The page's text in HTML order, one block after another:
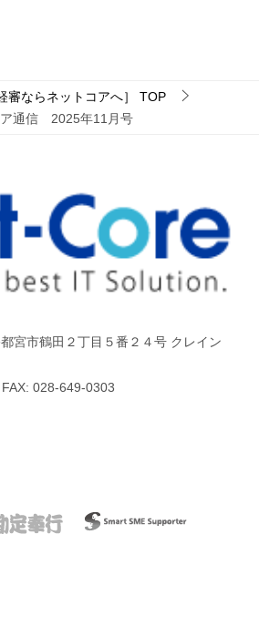
審ならネットコアへ］
TOP
ア通信 2025年11月号
宮市鶴田２丁目５番２４号 クレイン
028-649-0303